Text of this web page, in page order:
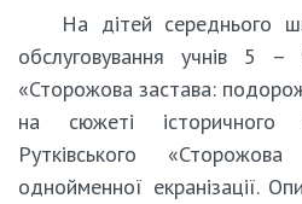
На дітей середнього
обслуговування учнів 5 –
«Сторожова застава:
на сюжеті історичного
Рутківського
однойменної екранізації.